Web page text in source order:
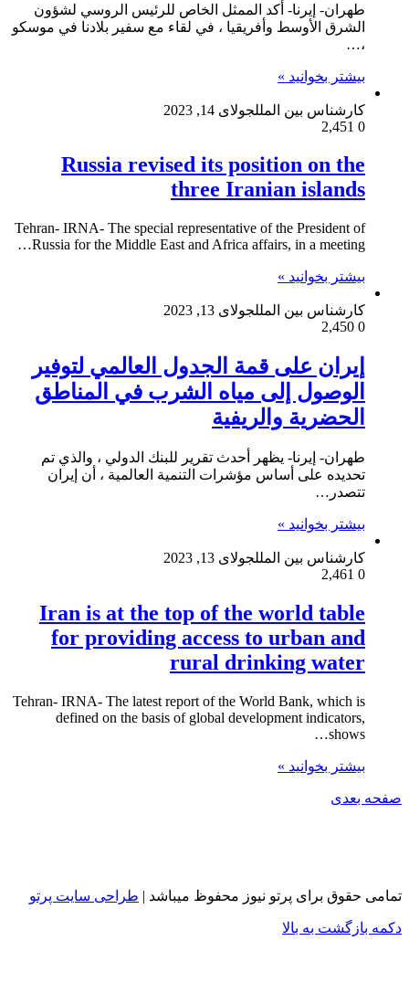
طهران- إيرنا- أكد الممثل الخاص للرئيس الروسي لشؤون
الشرق الأوسط وأفريقيا ، في لقاء مع سفير بلادنا في موسكو
،…
بیشتر بخوانید »
کارشناس بین المللجولای 14, 2023
0
Russia revised its position on the
three Iranian islands
Tehran- IRNA- The special representative of the President of
Russia for the Middle East and Africa affairs, in a meeting…
بیشتر بخوانید »
کارشناس بین المللجولای 13, 2023
0
إيران على قمة الجدول العالمي لتوفير
الوصول إلى مياه الشرب في المناطق
الحضرية والريفية
طهران- إيرنا- يظهر أحدث تقرير للبنك الدولي ، والذي تم
تحديده على أساس مؤشرات التنمية العالمية ، أن إيران
تتصدر…
بیشتر بخوانید »
کارشناس بین المللجولای 13, 2023
0
Iran is at the top of the world table
for providing access to urban and
rural drinking water
Tehran- IRNA- The latest report of the World Bank, which is
defined on the basis of global development indicators,
shows…
بیشتر بخوانید »
صفحه بعدی
تمامی حقوق برای پرتو نیوز محفوظ میباشد | طراحی سایت پرتو
دکمه بازگشت به بالا